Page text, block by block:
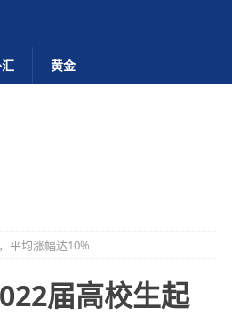
黄金
平均涨幅达10%
届高校生起